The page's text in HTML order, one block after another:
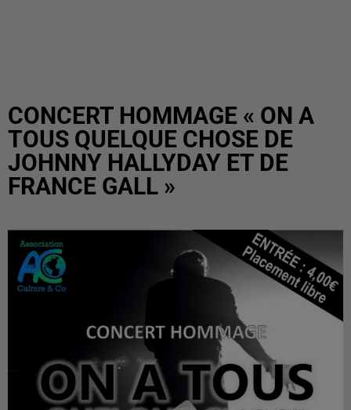
CONCERT HOMMAGE « ON A
TOUS QUELQUE CHOSE DE
JOHNNY HALLYDAY ET DE
FRANCE GALL »